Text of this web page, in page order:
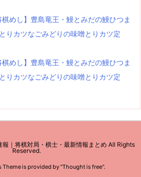
棋めし】豊島竜王・鰻とみだの鰻ひつま
カツなごみどりの味噌とりカツ定
棋めし】豊島竜王・鰻とみだの鰻ひつま
カツなごみどりの味噌とりカツ定
報｜将棋対局・棋士・最新情報まとめ All Rights
Reserved.
Theme is provided by "Thought is free".